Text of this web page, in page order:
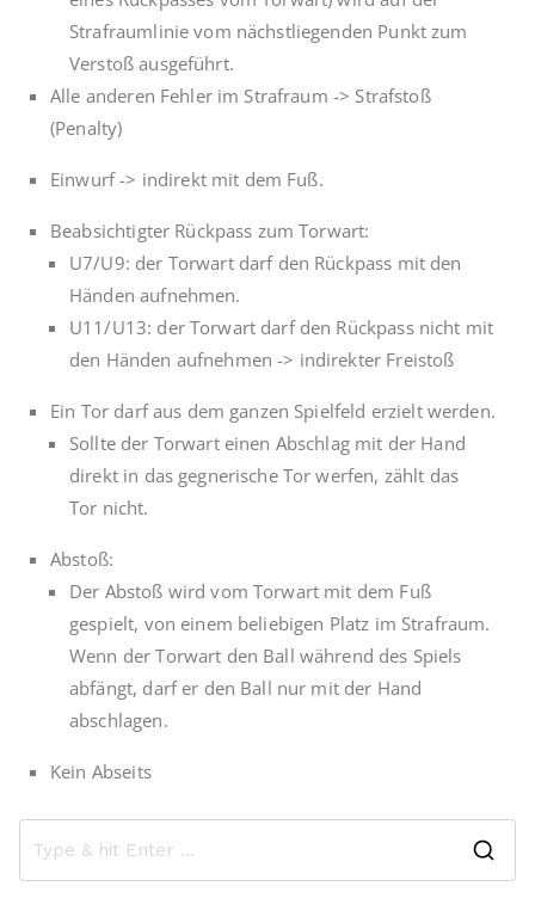
Strafraumlinie vom nächstliegenden Punkt zum
Verstoß ausgeführt.
Alle anderen Fehler im Strafraum -> Strafstoß
(Penalty)
Einwurf -> indirekt mit dem Fuß.
Beabsichtigter Rückpass zum Torwart:
U7/U9: der Torwart darf den Rückpass mit den
Händen aufnehmen.
U11/U13: der Torwart darf den Rückpass nicht mit
den Händen aufnehmen -> indirekter Freistoß
Ein Tor darf aus dem ganzen Spielfeld erzielt werden.
Sollte der Torwart einen Abschlag mit der Hand
direkt in das gegnerische Tor werfen, zählt das
Tor nicht.
Abstoß:
Der Abstoß wird vom Torwart mit dem Fuß
gespielt, von einem beliebigen Platz im Strafraum.
Wenn der Torwart den Ball während des Spiels
abfängt, darf er den Ball nur mit der Hand
abschlagen.
Kein Abseits